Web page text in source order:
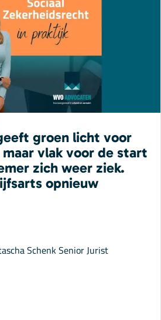
groen licht voor
vlak voor de start
zich weer ziek.
opnieuw
SchenkSenior Jurist